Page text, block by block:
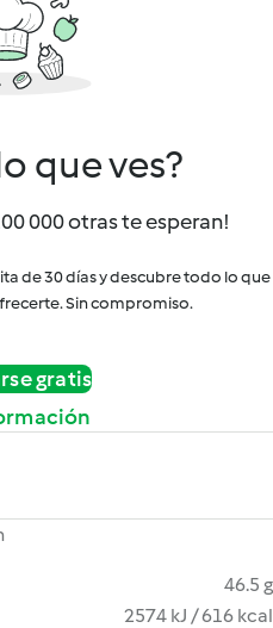
que ves?
000 otras te esperan!
de 30 días y descubre todo lo que
Sin compromiso.
gratis
46.5 g
2574 kJ / 616 kcal